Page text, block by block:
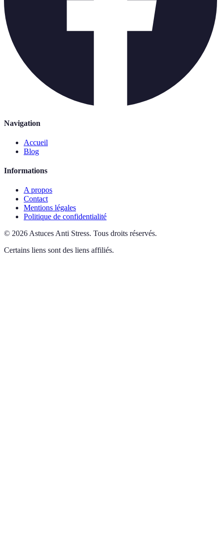
Navigation
Accueil
Blog
Informations
A propos
Contact
Mentions légales
Politique de confidentialité
© 2026 Astuces Anti Stress. Tous droits réservés.
Certains liens sont des liens affiliés.